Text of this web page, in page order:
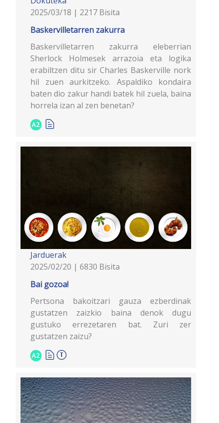
2025/03/18 | 2217 Bisita
Baskervilletarren zakurra
Baskervilletarren zakurra eleberrian
Sherlock Holmesek arrazoia eta logika
erabiltzen ditu sir Charles Baskerville nork
hil zuen aurkitzeko. Aspaldiko kondaira
baten dio zakur handi batek hil zuela, baina
horrela izan al zen benetan?
A2
Jarduerak
2025/02/20 | 6830 Bisita
Bai gozoa!
Pertsona bakoitzari gauza ezberdinak
gustatzen zaizkio baina denok dugu
gustuko errezetaren bat. Zuri zer
gustatzen zaizu?
A2